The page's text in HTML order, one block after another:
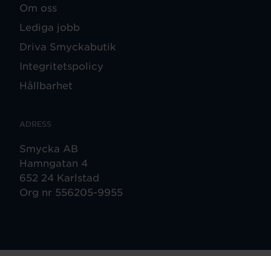
Om oss
Lediga jobb
Driva Smyckabutik
Integritetspolicy
Hållbarhet
ADRESS
Smycka AB
Hamngatan 4
652 24 Karlstad
Org nr 556205-9955